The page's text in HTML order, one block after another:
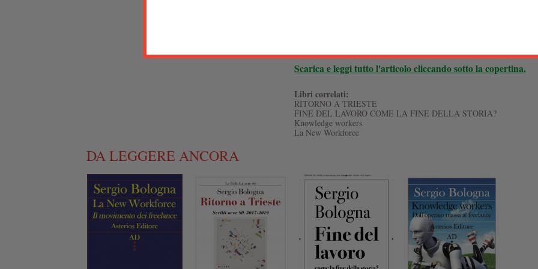
Scarica e leggi tutto l'articolo cliccando sotto la copertina.
Libri correlati:
RITORNO A TRIESTE
FINE DEL LAVORO COME LA FINE DELLA STORIA?
Knowledge workers
La New Workforce
DA LEGGERE ANCORA